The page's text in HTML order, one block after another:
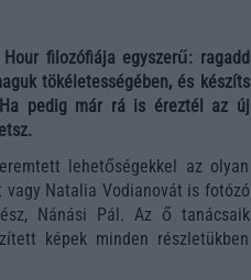
filozófiája egyszerű: ragadd
tökéletességében, és készíts
pedig már rá is éreztél az új
lehetőségekkel az olyan
Natalia Vodianovát is fotózó
Nánási Pál. Az ő tanácsaik
képek minden részletükben